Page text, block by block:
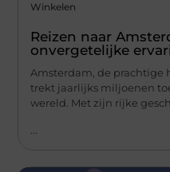
Winkelen
Reizen naar
onvergetelijke
Amsterdam, de prachtige
trekt jaarlijks miljoenen
wereld. Met zijn rijke